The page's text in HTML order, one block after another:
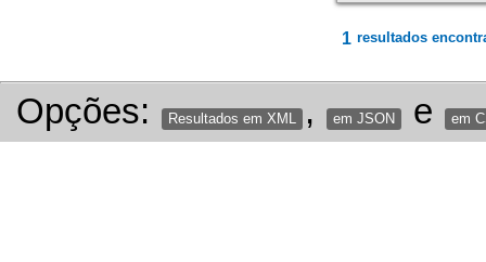
1 resultados
Opções: Resultados em XML , em JSON e em